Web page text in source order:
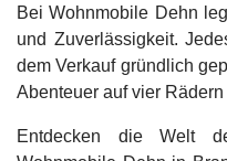
Bei Wohnmobile Dehn
und Zuverlässigkeit.
dem Verkauf gründlich
Abenteuer auf vier
Entdecken die Welt